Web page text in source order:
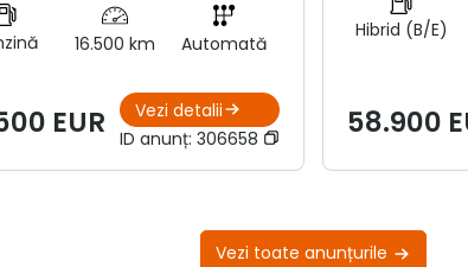
16.500 km Automată
EUR
Vezi detalii
ID anunț: 306658
Hibrid (B/E)
58.900
Vezi toate anunțurile